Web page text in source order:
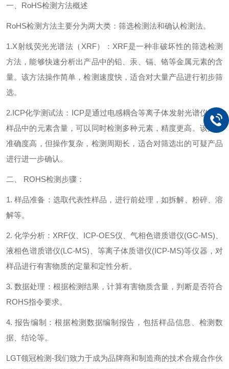
一、RoHS检测方法概述
RoHS检测方法主要分为两大类：筛选检测法和确认检测法。
1.X射线荧光光谱法（XRF）：XRF是一种非破坏性的筛选检测
方法，能够快速分析出产品中的铅、汞、镉、铬等金属元素的含
量。该方法操作简单，检测速度快，适合对大量产品进行初步筛
选。
2.ICP化学测试法：ICP是通过电感耦合等离子体发射光谱仪检测
样品中的元素含量，可以同时检测多种元素，精度更高。该方法
准确度高，但操作复杂，检测周期长，适合对筛选出的可疑产品
进行进一步确认。
二、 ROHS检测步骤：
1. 样品准备：选取代表性样品，进行前处理，如拆解、粉碎、溶
解等。
2. 化学分析：XRF仪、ICP-OES仪、气相色谱质谱仪(GC-MS)、
液相色谱质谱仪(LC-MS)、等离子体质谱仪(ICP-MS)等仪器，对
样品进行有害物质的定量和定性分析。
3. 数据处理：根据检测结果，计算有害物质含量，判断是否符合
ROHS指令要求。
4. 报告编制：根据检测数据编制报告，包括样品信息、检测数
据、结论等。
LGT领冠检测-我们致力于成为品牌商和制造商的技术合规合作伙